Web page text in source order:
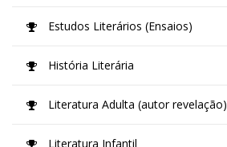
Estudos Literários (Ensaios)
História Literária
Literatura Adulta (autor revelação)
Literatura Infantil